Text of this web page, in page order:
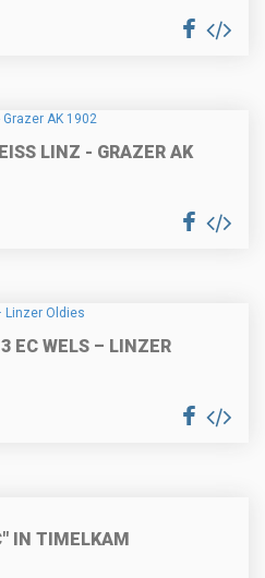
LINZ - GRAZER AK
EC WELS – LINZER
IN TIMELKAM